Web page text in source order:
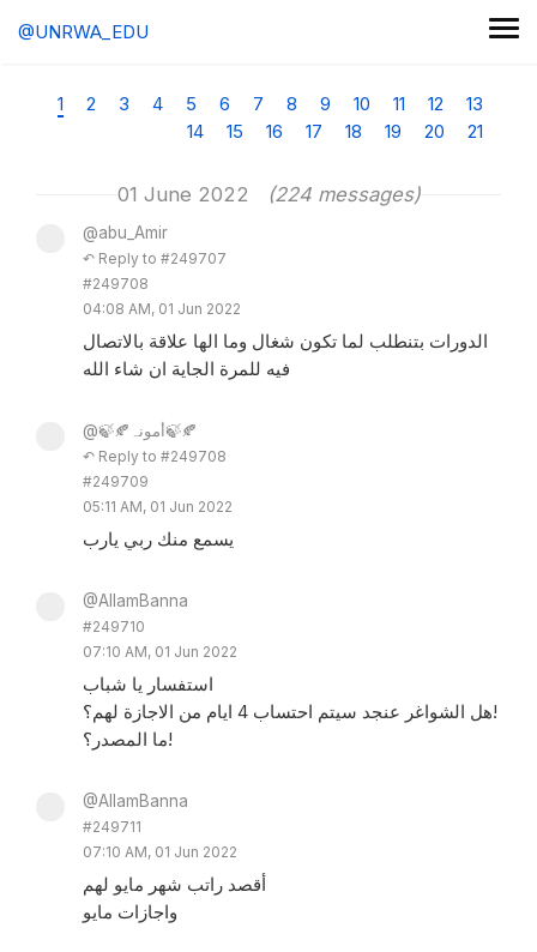
@UNRWA_EDU
1 2 3 4 5 6 7 8 9 10 11 12
13
14
15 16 17 18 19 20 21
01 June 2022 (224 messages)
@abu_Amir
↶ Reply to #249707
#249708
04:08 AM, 01 Jun 2022
الدورات بتنطلب لما تكون شغال وما الها علاقة بالاتصال
فيه للمرة الجاية ان شاء الله
@🍃🍂أمونہ🍃🍂
↶ Reply to #249708
#249709
05:11 AM, 01 Jun 2022
يسمع منك ربي يارب
@AllamBanna
#249710
07:10 AM, 01 Jun 2022
استفسار يا شباب
هل الشواغر عنجد سيتم احتساب 4 ايام من الاجازة لهم؟!
ما المصدر؟!
@AllamBanna
#249711
07:10 AM, 01 Jun 2022
أقصد راتب شهر مايو لهم
واجازات مايو